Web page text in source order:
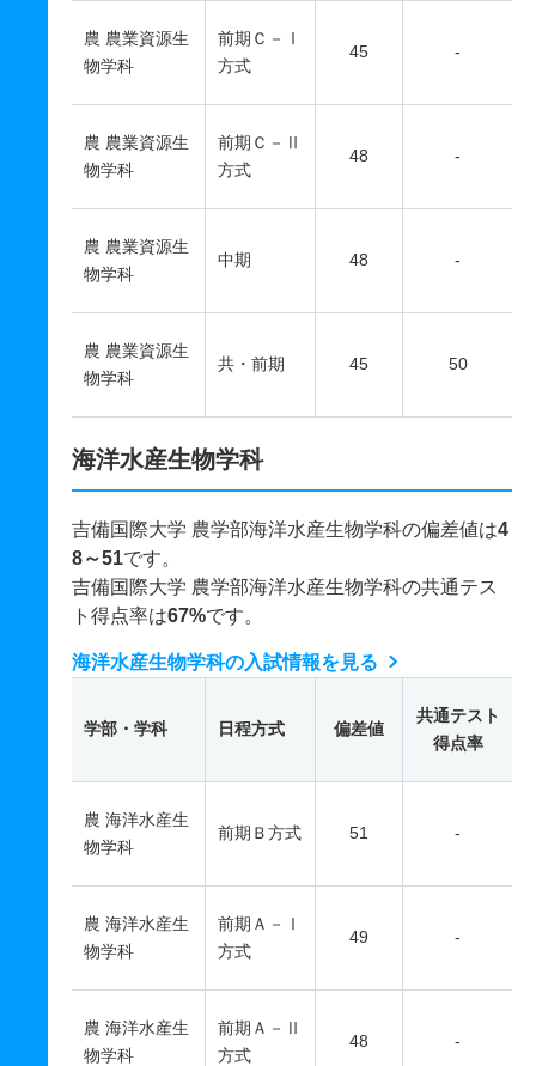
農 農業資源生
物学科
前期Ｃ－Ⅰ
方式
45 -
農 農業資源生
物学科
前期Ｃ－Ⅱ
方式
48 -
農 農業資源生
物学科
中期 48 -
農 農業資源生
物学科
共・前期 45 50
海洋水産生物学科
吉備国際大学 農学部海洋水産生物学科の偏差値は4
8～51です。
吉備国際大学 農学部海洋水産生物学科の共通テス
ト得点率は67%です。
海洋水産生物学科の入試情報を見る
学部・学科 日程方式 偏差値
共通テスト
得点率
農 海洋水産生
物学科
前期Ｂ方式 51 -
農 海洋水産生
物学科
前期Ａ－Ⅰ
方式
49 -
農 海洋水産生
物学科
前期Ａ－Ⅱ
方式
48 -